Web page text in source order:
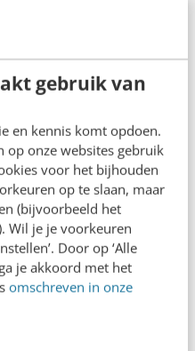
gebruik van
en kennis komt opdoen.
op onze websites gebruik
voor het bijhouden
op te slaan, maar
(bijvoorbeeld het
Wil je je voorkeuren
Door op ‘Alle
je akkoord met het
omschreven in onze
van Facebook
met haar sociale
Google+ heeft bij
als
geen antwoord
het nieuwe
worden. Jaarlijks
meer dan 40
Als
dienst slechts een
aandeel afknabbelt,
in handen dat de